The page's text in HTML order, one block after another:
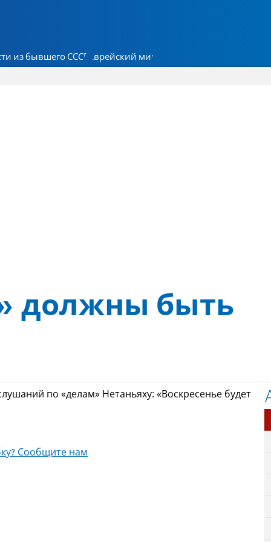
из бывшего СССР Еврейский мир
должны быть
по «делам» Нетаньяху: «Воскресенье будет
Сообщите нам